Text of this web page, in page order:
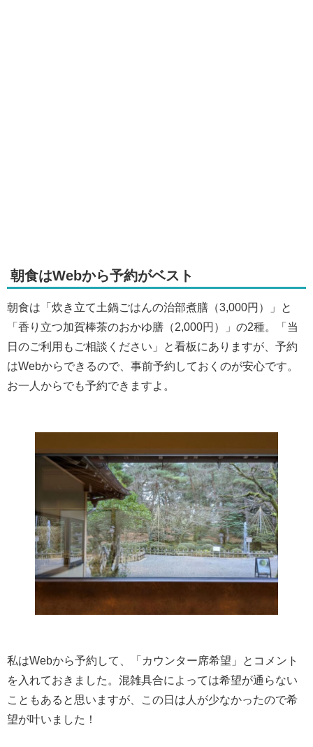
朝食はWebから予約がベスト
朝食は「炊き立て土鍋ごはんの治部煮膳（3,000円）」と
「香り立つ加賀棒茶のおかゆ膳（2,000円）」の2種。「当
日のご利用もご相談ください」と看板にありますが、予約
はWebからできるので、事前予約しておくのが安心です。
お一人からでも予約できますよ。
私はWebから予約して、「カウンター席希望」とコメント
を入れておきました。混雑具合によっては希望が通らない
こともあると思いますが、この日は人が少なかったので希
望が叶いました！